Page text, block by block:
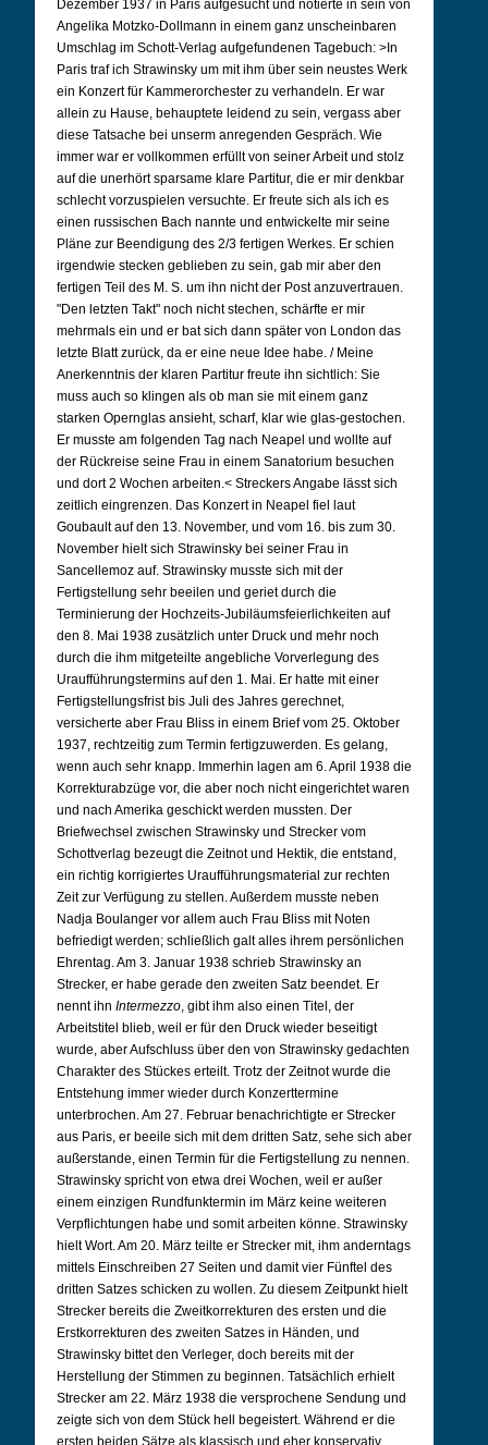
Dezember 1937 in Paris aufgesucht und notierte in sein von
Angelika Motzko-Dollmann in einem ganz unscheinbaren
Umschlag im Schott-Verlag aufgefundenen Tagebuch: >In
Paris traf ich Strawinsky um mit ihm über sein neustes Werk
ein Konzert für Kammerorchester zu verhandeln. Er war
allein zu Hause, behauptete leidend zu sein, vergass aber
diese Tatsache bei unserm anregenden Gespräch. Wie
immer war er vollkommen erfüllt von seiner Arbeit und stolz
auf die unerhört sparsame klare Partitur, die er mir denkbar
schlecht vorzuspielen versuchte. Er freute sich als ich es
einen russischen Bach nannte und entwickelte mir seine
Pläne zur Beendigung des 2/3 fertigen Werkes. Er schien
irgendwie stecken geblieben zu sein, gab mir aber den
fertigen Teil des M. S. um ihn nicht der Post anzuvertrauen.
"Den letzten Takt" noch nicht stechen, schärfte er mir
mehrmals ein und er bat sich dann später von London das
letzte Blatt zurück, da er eine neue Idee habe. / Meine
Anerkenntnis der klaren Partitur freute ihn sichtlich: Sie
muss auch so klingen als ob man sie mit einem ganz
starken Opernglas ansieht, scharf, klar wie glas-gestochen.
Er musste am folgenden Tag nach Neapel und wollte auf
der Rückreise seine Frau in einem Sanatorium besuchen
und dort 2 Wochen arbeiten.< Streckers Angabe lässt sich
zeitlich eingrenzen. Das Konzert in Neapel fiel laut
Goubault auf den 13. November, und vom 16. bis zum 30.
November hielt sich Strawinsky bei seiner Frau in
Sancellemoz auf. Strawinsky musste sich mit der
Fertigstellung sehr beeilen und geriet durch die
Terminierung der Hochzeits-Jubiläumsfeierlichkeiten auf
den 8. Mai 1938 zusätzlich unter Druck und mehr noch
durch die ihm mitgeteilte angebliche Vorverlegung des
Uraufführungstermins auf den 1. Mai. Er hatte mit einer
Fertigstellungsfrist bis Juli des Jahres gerechnet,
versicherte aber Frau Bliss in einem Brief vom 25. Oktober
1937, rechtzeitig zum Termin fertigzuwerden. Es gelang,
wenn auch sehr knapp. Immerhin lagen am 6. April 1938 die
Korrekturabzüge vor, die aber noch nicht eingerichtet waren
und nach Amerika geschickt werden mussten. Der
Briefwechsel zwischen Strawinsky und Strecker vom
Schottverlag bezeugt die Zeitnot und Hektik, die entstand,
ein richtig korrigiertes Uraufführungsmaterial zur rechten
Zeit zur Verfügung zu stellen. Außerdem musste neben
Nadja Boulanger vor allem auch Frau Bliss mit Noten
befriedigt werden; schließlich galt alles ihrem persönlichen
Ehrentag.Am 3. Januar 1938 schrieb Strawinsky an
Strecker, er habe gerade den zweiten Satz beendet. Er
nennt ihn Intermezzo, gibt ihm also einen Titel, der
Arbeitstitel blieb, weil er für den Druck wieder beseitigt
wurde, aber Aufschluss über den von Strawinsky gedachten
Charakter des Stückes erteilt. Trotz der Zeitnot wurde die
Entstehung immer wieder durch Konzerttermine
unterbrochen. Am 27. Februar benachrichtigte er Strecker
aus Paris, er beeile sich mit dem dritten Satz, sehe sich aber
außerstande, einen Termin für die Fertigstellung zu nennen.
Strawinsky spricht von etwa drei Wochen, weil er außer
einem einzigen Rundfunktermin im März keine weiteren
Verpflichtungen habe und somit arbeiten könne. Strawinsky
hielt Wort. Am 20. März teilte er Strecker mit, ihm anderntags
mittels Einschreiben 27 Seiten und damit vier Fünftel des
dritten Satzes schicken zu wollen. Zu diesem Zeitpunkt hielt
Strecker bereits die Zweitkorrekturen des ersten und die
Erstkorrekturen des zweiten Satzes in Händen, und
Strawinsky bittet den Verleger, doch bereits mit der
Herstellung der Stimmen zu beginnen. Tatsächlich erhielt
Strecker am 22. März 1938 die versprochene Sendung und
zeigte sich von dem Stück hell begeistert. Während er die
ersten beiden Sätze als klassisch und eher konservativ